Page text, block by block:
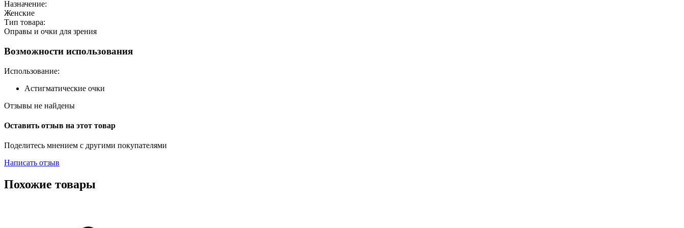
Назначение:
Женские
Тип товара:
Оправы и очки для зрения
Возможности использования
Использование:
Астигматические очки
Отзывы не найдены
Оставить отзыв на этот товар
Поделитесь мнением с другими покупателями
Написать отзыв
Похожие товары